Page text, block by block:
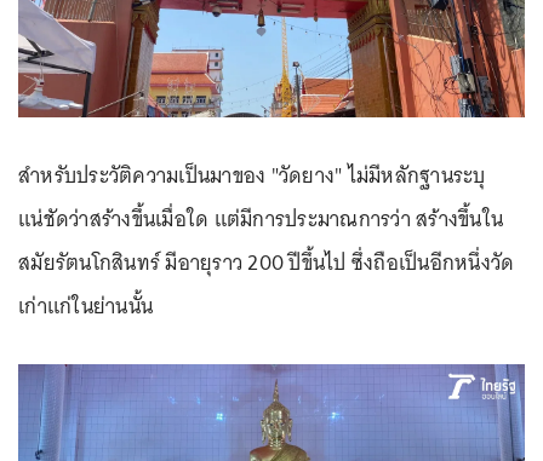
สำหรับประวัติความเป็นมาของ "วัดยาง" ไม่มีหลักฐานระบุ
แน่ชัดว่าสร้างขึ้นเมื่อใด แต่มีการประมาณการว่า สร้างขึ้นใน
สมัยรัตนโกสินทร์ มีอายุราว 200 ปีขึ้นไป ซึ่งถือเป็นอีกหนึ่งวัด
เก่าแก่ในย่านนั้น